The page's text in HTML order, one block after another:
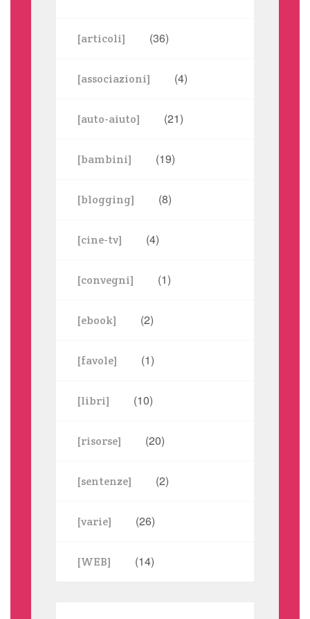
[articoli] (36)
[associazioni] (4)
[auto-aiuto] (21)
[bambini] (19)
[blogging] (8)
[cine-tv] (4)
[convegni] (1)
[ebook] (2)
[favole] (1)
[libri] (10)
[risorse] (20)
[sentenze] (2)
[varie] (26)
[WEB] (14)